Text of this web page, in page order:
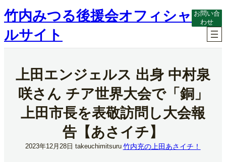
内
容
ス
キ
竹内みつる後援会オフィシャ
ルサイト
お問い合
わせ
上田エンジェルス 出身 中村泉
咲さん チア世界大会で「銅」
上田市長を表敬訪問し大会報
告【あさイチ】
2023年12月28日 takeuchimitsuru 竹内充の上田あさイチ！